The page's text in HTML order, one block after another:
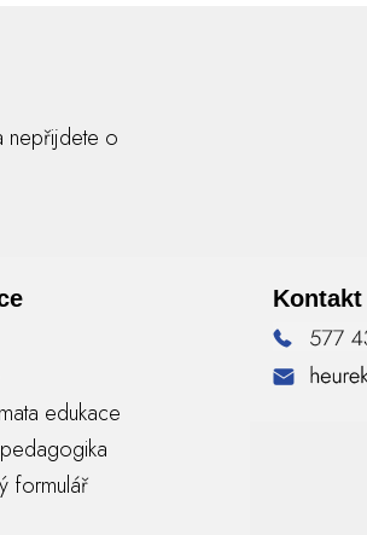
nepřijdete o
edukace
formulář
Kontakt